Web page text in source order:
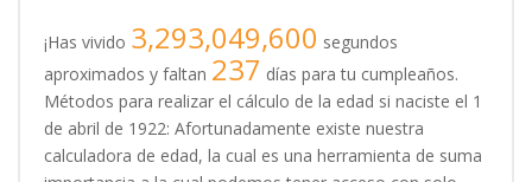
¡Has vivido 3,293,049,600 segundos
aproximados y faltan 237 días para tu cumpleaños.
Métodos para realizar el cálculo de la edad si naciste el 1
de abril de 1922: Afortunadamente existe nuestra
calculadora de edad, la cual es una herramienta de suma